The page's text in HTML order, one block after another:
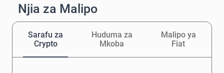
Njia za Malipo
Sarafu za
Crypto
Huduma za
Mkoba
Malipo ya
Fiat